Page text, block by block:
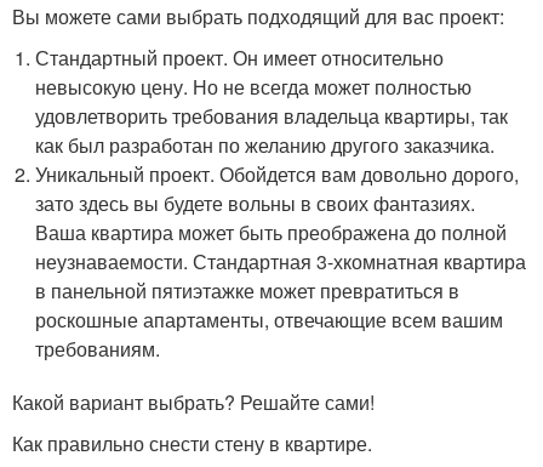
Вы можете сами выбрать подходящий для вас проект:
Стандартный проект. Он имеет относительно
невысокую цену. Но не всегда может полностью
удовлетворить требования владельца квартиры, так
как был разработан по желанию другого заказчика.
Уникальный проект. Обойдется вам довольно дорого,
зато здесь вы будете вольны в своих фантазиях.
Ваша квартира может быть преображена до полной
неузнаваемости. Стандартная 3-хкомнатная квартира
в панельной пятиэтажке может превратиться в
роскошные апартаменты, отвечающие всем вашим
требованиям.
Какой вариант выбрать? Решайте сами!
Как правильно снести стену в квартире.